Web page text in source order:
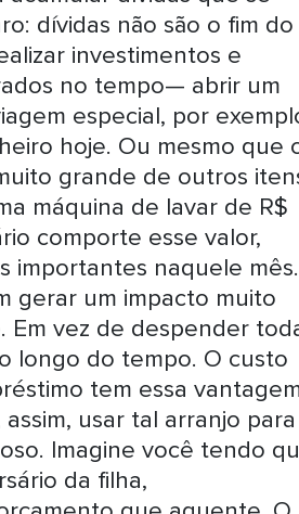
dívidas não são o fim do
investimentos e
no tempo— abrir um
especial, por
hoje. Ou mesmo que
grande de outros
máquina de lavar de R$
comporte esse valor,
importantes naquele mês.
gerar um impacto muito
vez de despender
longo do tempo. O custo
tem essa
usar tal arranjo para
Imagine você tendo
da filha,